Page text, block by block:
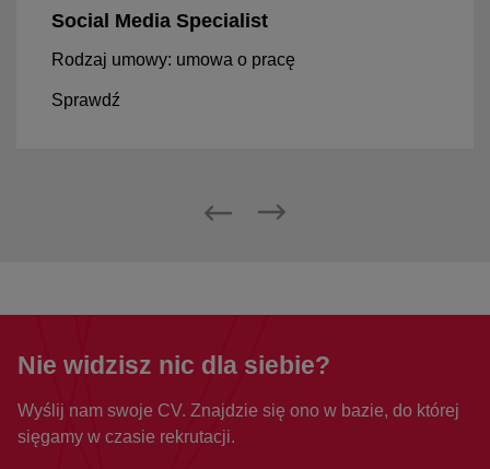
Social Media Specialist
Rodzaj umowy: umowa o pracę
Sprawdź
Nie widzisz nic dla siebie?
Wyślij nam swoje CV. Znajdzie się ono w bazie, do której
sięgamy w czasie rekrutacji.